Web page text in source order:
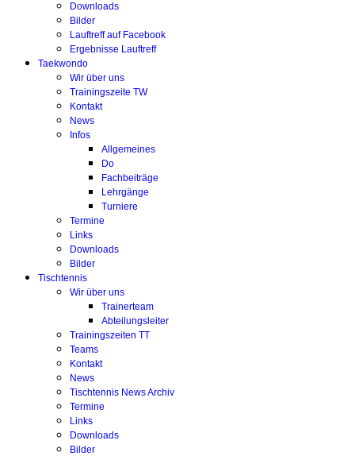
Downloads
Bilder
Lauftreff auf Facebook
Ergebnisse Lauftreff
Taekwondo
Wir über uns
Trainingszeite TW
Kontakt
News
Infos
Allgemeines
Do
Fachbeiträge
Lehrgänge
Turniere
Termine
Links
Downloads
Bilder
Tischtennis
Wir über uns
Trainerteam
Abteilungsleiter
Trainingszeiten TT
Teams
Kontakt
News
Tischtennis News Archiv
Termine
Links
Downloads
Bilder